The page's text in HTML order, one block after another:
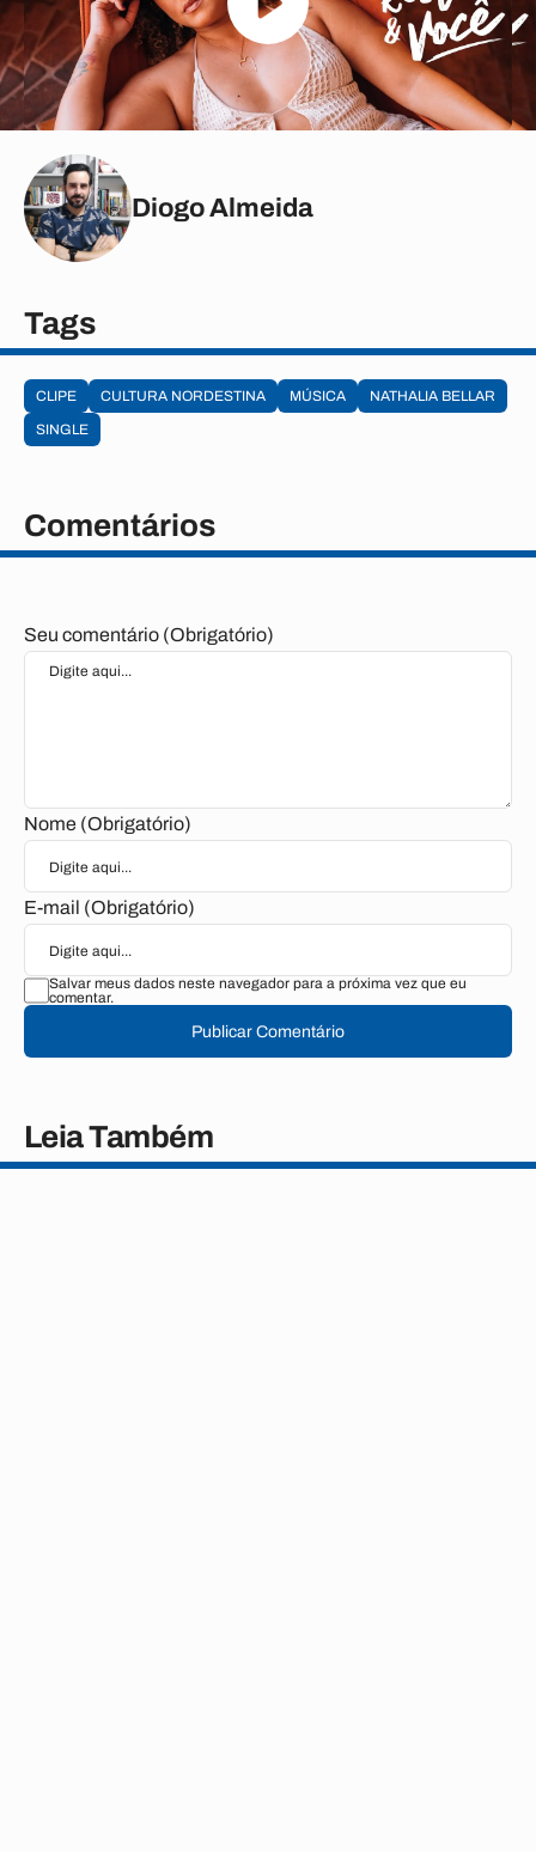
Diogo Almeida
Tags
CLIPE CULTURA NORDESTINA MÚSICA
NATHALIA BELLAR
SINGLE
Comentários
Seu comentário (Obrigatório)
Nome (Obrigatório)
E-mail (Obrigatório)
Salvar meus dados neste navegador para a próxima vez que eu
comentar.
Publicar Comentário
Leia Também